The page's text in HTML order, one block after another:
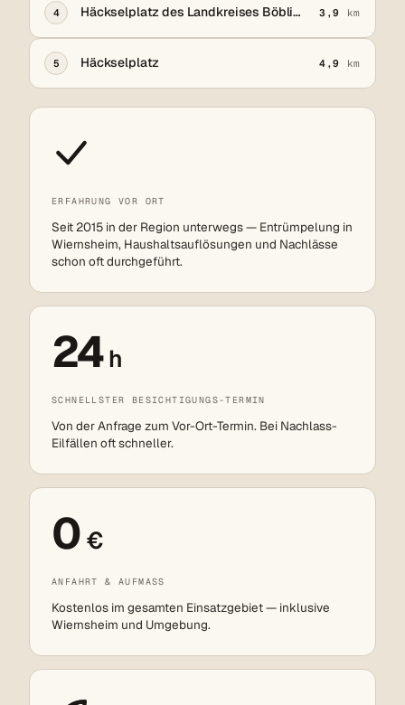
4 Häckselplatz des Landkreises Böblingen 3,9 km
5 Häckselplatz 4,9 km
ERFAHRUNG VOR ORT
Seit 2015 in der Region unterwegs — Entrümpelung in
Wiernsheim, Haushaltsauflösungen und Nachlässe
schon oft durchgeführt.
24h
SCHNELLSTER BESICHTIGUNGS-TERMIN
Von der Anfrage zum Vor-Ort-Termin. Bei Nachlass-
Eilfällen oft schneller.
0 €
ANFAHRT & AUFMASS
Kostenlos im gesamten Einsatzgebiet — inklusive
Wiernsheim und Umgebung.